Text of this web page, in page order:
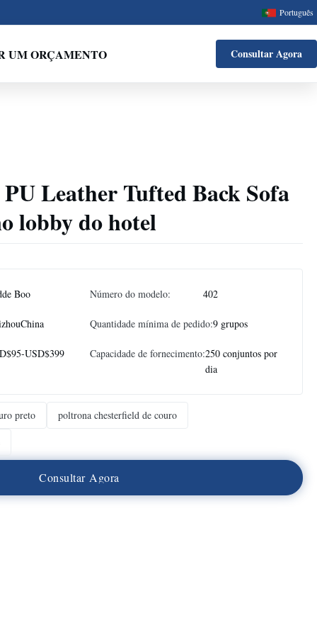
Português
UM ORÇAMENTO Consultar Agora
Leather Tufted Back Sofa
lobby do hotel
Boo Número do modelo: 402
Quantidade mínima de pedido:9 grupos
USD$399 Capacidade de fornecimento:250 conjuntos por
dia
preto
poltrona chesterfield de couro
Consultar Agora